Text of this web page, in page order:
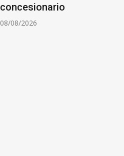
concesionario
08/08/2026